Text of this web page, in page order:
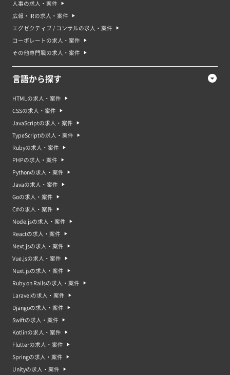
人事の求人・案件
広報・IRの求人・案件
エグゼクティブ / コンサルの求人・案件
コーポレートの求人・案件
その他専門職の求人・案件
言語から探す
HTMLの求人・案件
CSSの求人・案件
JavaScriptの求人・案件
TypeScriptの求人・案件
Rubyの求人・案件
PHPの求人・案件
Pythonの求人・案件
Javaの求人・案件
Goの求人・案件
C#の求人・案件
Node.jsの求人・案件
Reactの求人・案件
Next.jsの求人・案件
Vue.jsの求人・案件
Nuxt.jsの求人・案件
Ruby on Railsの求人・案件
Laravelの求人・案件
Djangoの求人・案件
Swiftの求人・案件
Kotlinの求人・案件
Flutterの求人・案件
Springの求人・案件
Unityの求人・案件